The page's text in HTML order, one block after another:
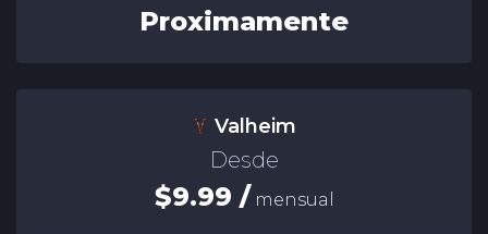
Proximamente
Valheim
Desde
$9.99 / mensual